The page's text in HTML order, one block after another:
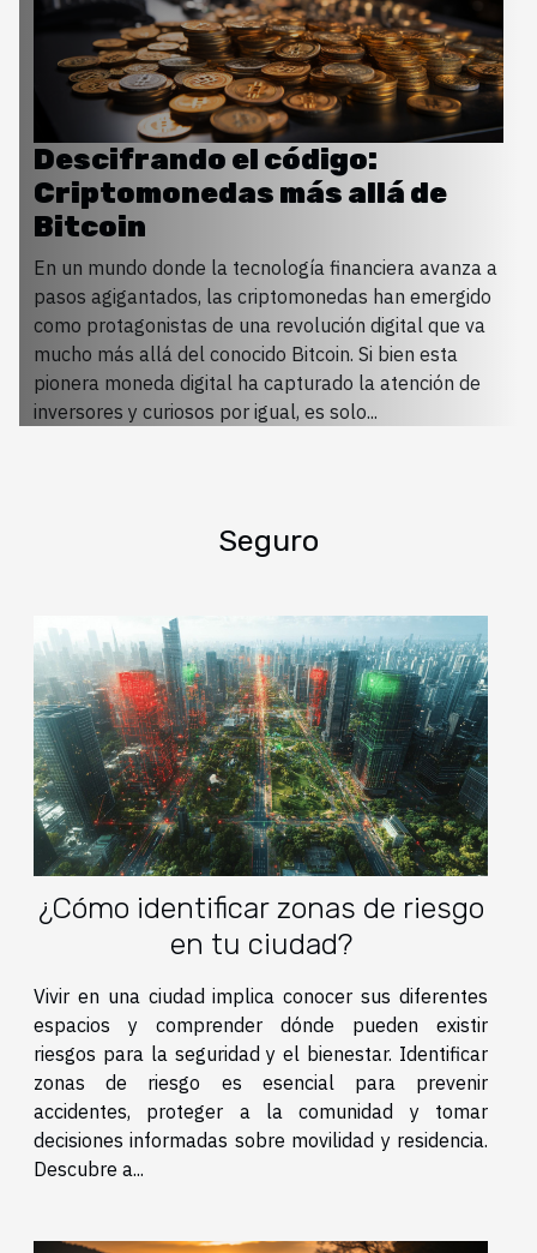
Descifrando el código:
Criptomonedas más allá de
Bitcoin
En un mundo donde la tecnología financiera avanza a
pasos agigantados, las criptomonedas han emergido
como protagonistas de una revolución digital que va
mucho más allá del conocido Bitcoin. Si bien esta
pionera moneda digital ha capturado la atención de
inversores y curiosos por igual, es solo...
Seguro
¿Cómo identificar zonas de riesgo
en tu ciudad?
Vivir en una ciudad implica conocer sus diferentes
espacios y comprender dónde pueden existir
riesgos para la seguridad y el bienestar. Identificar
zonas de riesgo es esencial para prevenir
accidentes, proteger a la comunidad y tomar
decisiones informadas sobre movilidad y residencia.
Descubre a...